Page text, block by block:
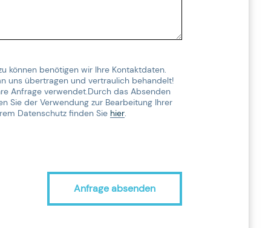
können benötigen wir Ihre Kontaktdaten.
uns übertragen und vertraulich behandelt!
Anfrage verwendet.Durch das Absenden
Sie der Verwendung zur Bearbeitung Ihrer
Datenschutz finden Sie hier.